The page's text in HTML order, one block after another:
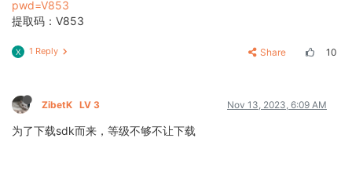
pwd=V853
提取码：V853
X 1 Reply Share 10
ZibetK LV 3 Nov 13, 2023, 6:09 AM
为了下载sdk而来，等级不够不让下载